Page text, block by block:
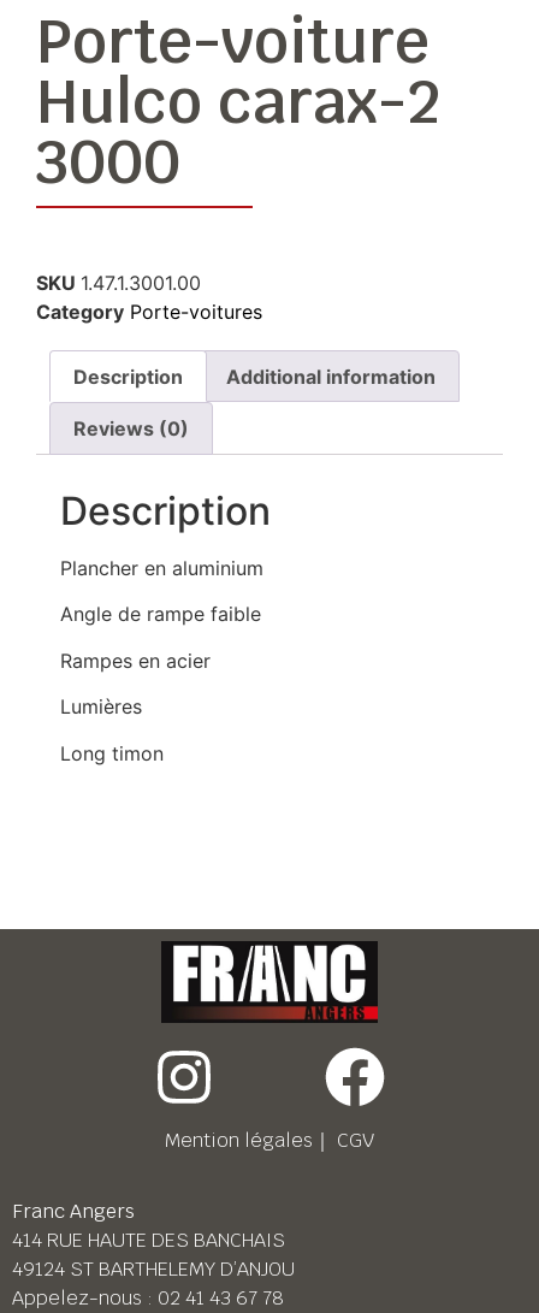
Porte-voiture
Hulco carax-2
3000
SKU 1.47.1.3001.00
Category Porte-voitures
Description Additional information
Reviews (0)
Description
Plancher en aluminium
Angle de rampe faible
Rampes en acier
Lumières
Long timon
Mention légales ｜ CGV
Franc Angers
414 RUE HAUTE DES BANCHAIS
49124 ST BARTHELEMY D’ANJOU
Appelez-nous : 02 41 43 67 78